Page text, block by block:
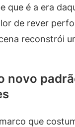
que é a era
de rever
reconstrói
novo
que